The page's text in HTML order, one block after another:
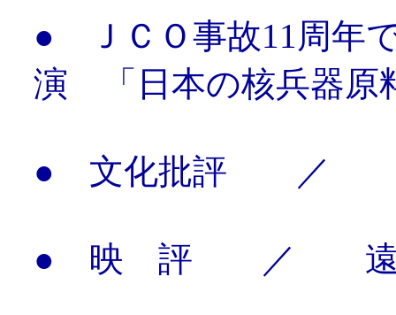
● ＪＣＯ事故11周年
演 「日本の核兵器原
● 文化批評 ／ 映
● 映 評 ／ 遠